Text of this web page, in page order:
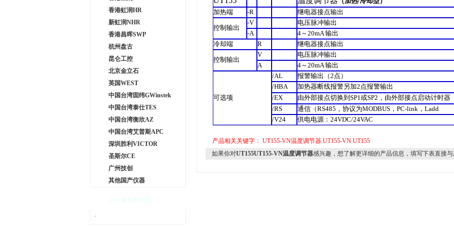
香港虹润HR
新虹润NHR
香港昌晖SWP
杭州盘古
昆仑工控
北京金立石
英国WEST
中国台湾固纬GWinstek
中国台湾泰仕TES
中国台湾衡欣AZ
中国台湾艾普斯APC
深圳胜利VICTOR
圣斯尔CE
广州技创
其他国产仪器
点击量多的产品
·
加热端
-R 继电器接点输出
控制输出
-V
电压脉冲输出
-A
4～20mA输出
冷却端
R 继电器接点输出
控制输出
V
电压脉冲输出
A
4～20mA输出
可选项
/AL 报警输出 （2点 ）
/HBA
加热器断线报警另加2点报警输出
/EX
由外部接点切换到 SP1或SP2 ，由外部接点启动计时器
/RS
通信（RS485 ，协议为MODBUS， PC-link， Ladd
/V24
供电电源： 24VDC/24VAC
产品相关关键字： UT155-VN温度调节器 UT155-VN UT155
如果你对UT155UT155-VN温度调节器感兴趣，想了解更详细的产品信息，填写下表直接与